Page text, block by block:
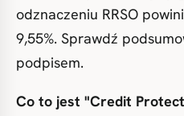
odznaczeniu RRSO
9,55%. Sprawdź
podpisem.
Co to jest "Credit